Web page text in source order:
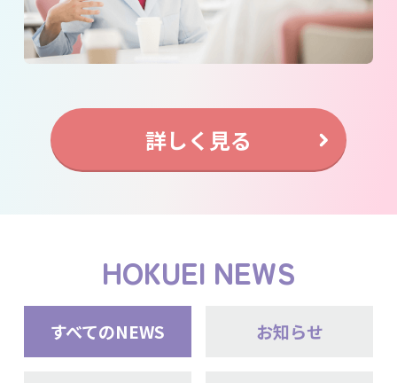
詳しく見る
HOKUEI NEWS
すべてのNEWS お知らせ